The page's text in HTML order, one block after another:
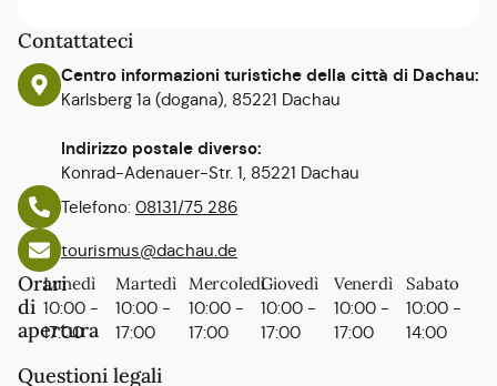
Contattateci
Centro informazioni turistiche della città di Dachau:
Karlsberg 1a (dogana), 85221 Dachau
Indirizzo postale diverso:
Konrad-Adenauer-Str. 1, 85221 Dachau
Telefono: 08131/75 286
tourismus@dachau.de
Orari
di
apertura
Lunedì
10:00 -
17:00
Martedì
10:00 -
17:00
Mercoledì
10:00 -
17:00
Giovedì
10:00 -
17:00
Venerdì
10:00 -
17:00
Sabato
10:00 -
14:00
Questioni legali